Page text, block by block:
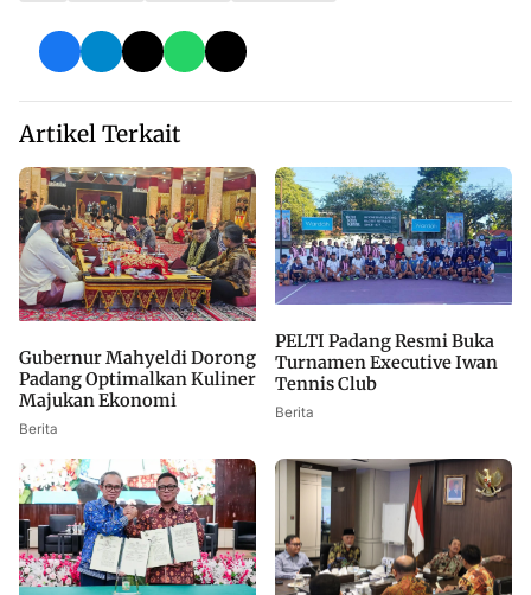
Artikel Terkait
Gubernur Mahyeldi Dorong
Padang Optimalkan Kuliner
Majukan Ekonomi
Berita
PELTI Padang Resmi Buka
Turnamen Executive Iwan
Tennis Club
Berita